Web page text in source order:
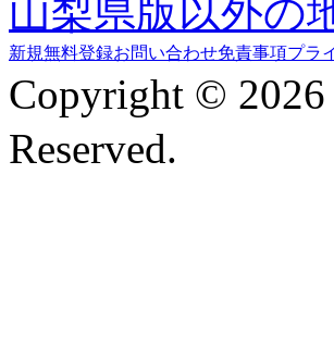
山梨県版以外の
新規無料登録お問い合わせ免責事項プラ
Copyright ©
Reserved.